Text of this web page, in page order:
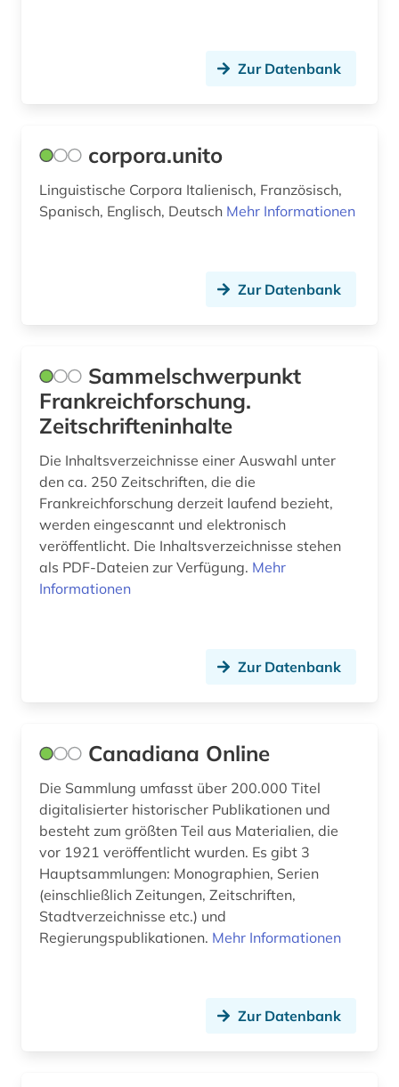
lehnwort (2)
lusitanistik (13)
medienwissenschaft (20)
medizin (1)
medizingeschichte (1)
mediävistik (2)
mexiko (1)
mittelfranzösisch (1)
mongolei (1)
mongolisch (1)
mundart (1)
musik (1)
Zur Datenbank
corpora.unito
Linguistische Corpora Italienisch, Französisch,
Spanisch, Englisch, Deutsch Mehr Informationen
Zur Datenbank
Sammelschwerpunkt
Frankreichforschung.
Zeitschrifteninhalte
Die Inhaltsverzeichnisse einer Auswahl unter
den ca. 250 Zeitschriften, die die
Frankreichforschung derzeit laufend bezieht,
werden eingescannt und elektronisch
veröffentlicht. Die Inhaltsverzeichnisse stehen
als PDF-Dateien zur Verfügung. Mehr
Informationen
Zur Datenbank
Canadiana Online
Die Sammlung umfasst über 200.000 Titel
digitalisierter historischer Publikationen und
besteht zum größten Teil aus Materialien, die
vor 1921 veröffentlicht wurden. Es gibt 3
Hauptsammlungen: Monographien, Serien
(einschließlich Zeitungen, Zeitschriften,
Stadtverzeichnisse etc.) und
Regierungspublikationen. Mehr Informationen
Zur Datenbank